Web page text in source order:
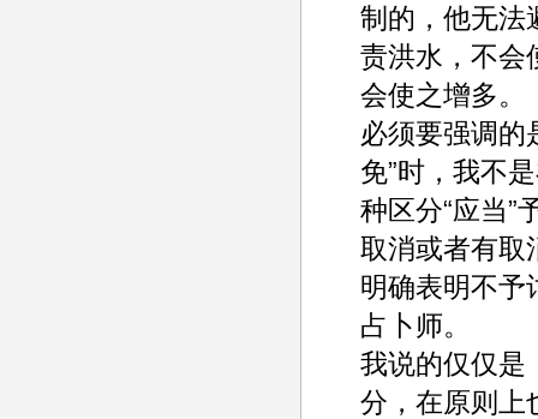
制的，他无法
责洪水，不会
会使之增多。
必须要强调的
免”时，我不
种区分“应当
取消或者有取
明确表明不予
占卜师。
我说的仅仅是
分，在原则上